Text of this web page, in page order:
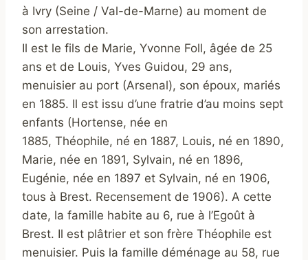
à Ivry (Seine / Val-de-Marne) au moment de
son arrestation.
Il est le fils de Marie, Yvonne Foll, âgée de 25
ans et de Louis, Yves Guidou, 29 ans,
menuisier au port (Arsenal), son époux, mariés
en 1885. Il est issu d’une fratrie d’au moins sept
enfants (Hortense, née en
1885, Théophile, né en 1887, Louis, né en 1890,
Marie, née en 1891, Sylvain, né en 1896,
Eugénie, née en 1897 et Sylvain, né en 1906,
tous à Brest. Recensement de 1906). A cette
date, la famille habite au 6, rue à l’Egoût à
Brest. Il est plâtrier et son frère Théophile est
menuisier. Puis la famille déménage au 58, rue